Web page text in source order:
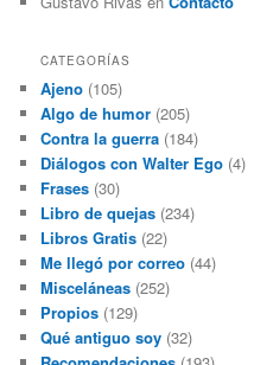
CATEGORÍAS
Ajeno (105)
Algo de humor (205)
Contra la guerra (184)
Diálogos con Walter Ego (4)
Frases (30)
Libro de quejas (234)
Libros Gratis (22)
Me llegó por correo (44)
Misceláneas (252)
Propios (129)
Qué antiguo soy (32)